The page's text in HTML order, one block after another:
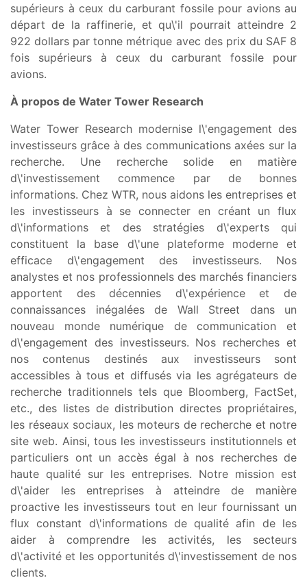
supérieurs à ceux du carburant fossile pour avions au
départ de la raffinerie, et qu\'il pourrait atteindre 2
922 dollars par tonne métrique avec des prix du SAF 8
fois supérieurs à ceux du carburant fossile pour
avions.
À propos de Water Tower Research
Water Tower Research modernise l\'engagement des
investisseurs grâce à des communications axées sur la
recherche. Une recherche solide en matière
d\'investissement commence par de bonnes
informations. Chez WTR, nous aidons les entreprises et
les investisseurs à se connecter en créant un flux
d\'informations et des stratégies d\'experts qui
constituent la base d\'une plateforme moderne et
efficace d\'engagement des investisseurs. Nos
analystes et nos professionnels des marchés financiers
apportent des décennies d\'expérience et de
connaissances inégalées de Wall Street dans un
nouveau monde numérique de communication et
d\'engagement des investisseurs. Nos recherches et
nos contenus destinés aux investisseurs sont
accessibles à tous et diffusés via les agrégateurs de
recherche traditionnels tels que Bloomberg, FactSet,
etc., des listes de distribution directes propriétaires,
les réseaux sociaux, les moteurs de recherche et notre
site web. Ainsi, tous les investisseurs institutionnels et
particuliers ont un accès égal à nos recherches de
haute qualité sur les entreprises. Notre mission est
d\'aider les entreprises à atteindre de manière
proactive les investisseurs tout en leur fournissant un
flux constant d\'informations de qualité afin de les
aider à comprendre les activités, les secteurs
d\'activité et les opportunités d\'investissement de nos
clients.